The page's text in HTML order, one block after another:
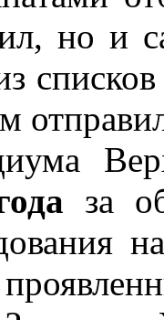
но и
за